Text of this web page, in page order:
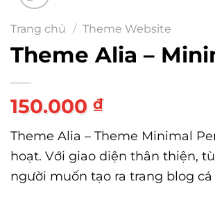
Trang chủ / Theme Website
Theme Alia –
150.000 ₫
Theme Alia – Theme Minimal
hoạt. Với giao diện thân thiện,
người muốn tạo ra trang blog